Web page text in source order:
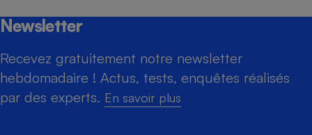
Newsletter
Recevez gratuitement notre newsletter
hebdomadaire ! Actus, tests, enquêtes réalisés
par des experts. En savoir plus